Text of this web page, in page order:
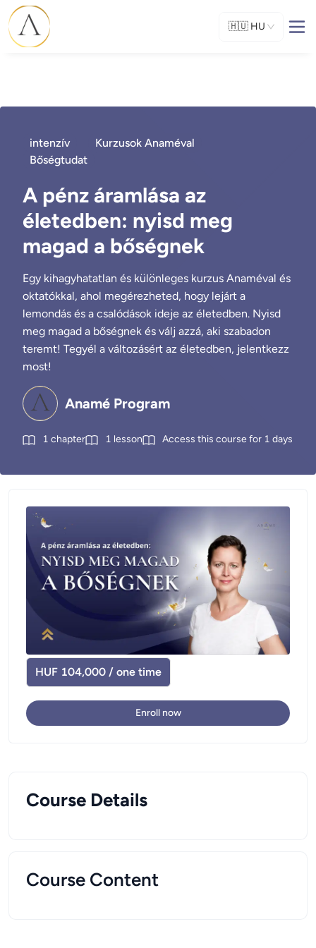
🇭🇺 HU
intenzív
Kurzusok Anaméval
Bőségtudat
A pénz áramlása az
életedben: nyisd meg
magad a bőségnek
Egy kihagyhatatlan és különleges kurzus Anaméval és
oktatókkal, ahol megérezheted, hogy lejárt a
lemondás és a csalódások ideje az életedben. Nyisd
meg magad a bőségnek és válj azzá, aki szabadon
teremt! Tegyél a változásért az életedben, jelentkezz
most!
Anamé Program
1 chapter 1 lesson Access this course for 1 days
Course Details
Course Content
HUF 104,000 / one time
Enroll now